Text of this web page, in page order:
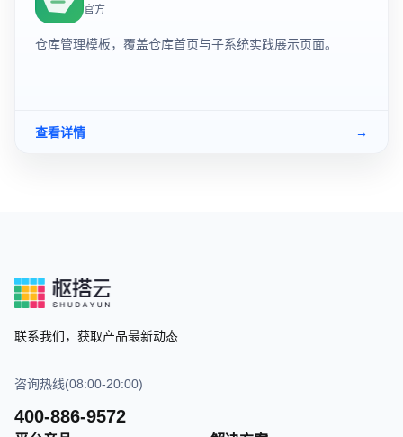
官方
仓库管理模板，覆盖仓库首页与子系统实践展示页面。
查看详情 →
联系我们，获取产品最新动态
咨询热线(08:00-20:00)
400-886-9572